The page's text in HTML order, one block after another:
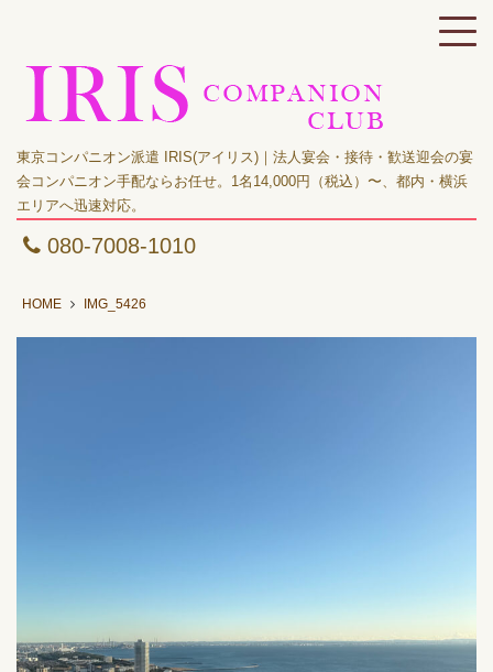
東京コンパニオン派遣 IRIS(アイリス)｜法人宴会・接待・歓送迎会の宴
会コンパニオン手配ならお任せ。1名14,000円（税込）〜、都内・横浜
エリアへ迅速対応。
080-7008-1010
HOME IMG_5426